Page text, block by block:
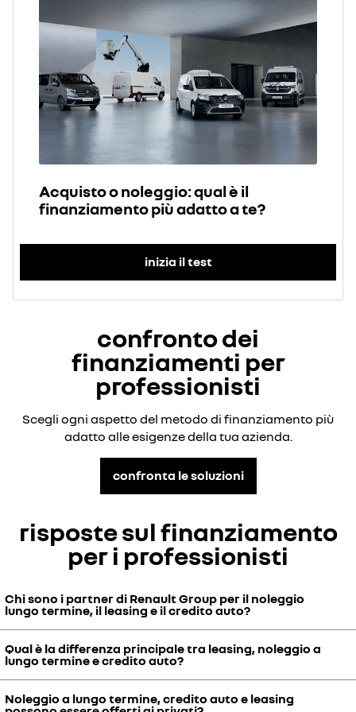
Acquisto o noleggio: qual è il
finanziamento più adatto a te?
inizia il test
confronto dei
finanziamenti per
professionisti
Scegli ogni aspetto del metodo di finanziamento più
adatto alle esigenze della tua azienda.
confronta le soluzioni
risposte sul finanziamento
per i professionisti
Chi sono i partner di Renault Group per il noleggio
lungo termine, il leasing e il credito auto?
Mobilize Lease&Co propone il noleggio a lungo termine per i
professionisti.
Mobilize Financial Services propone il leasing e il credito auto per i
professionisti.
Qual è la differenza principale tra leasing, noleggio a
lungo termine e credito auto?
Grazie al credito auto puoi diventare proprietario del tuo veicolo o
Noleggio a lungo termine, credito auto e leasing